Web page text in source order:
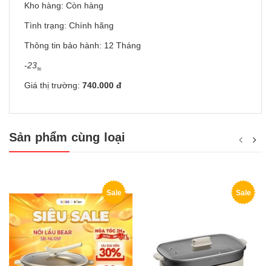
Kho hàng: Còn hàng
Tình trạng: Chính hãng
Thông tin bảo hành: 12 Tháng
-23%
Giá thị trường: 740.000 đ
Sản phẩm cùng loại
Sale Sale